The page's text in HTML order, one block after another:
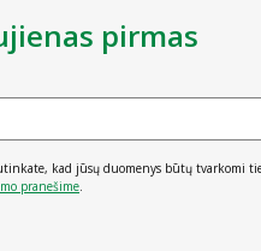
pirmas
kad jūsų duomenys būtų tvarkomi
pranešime